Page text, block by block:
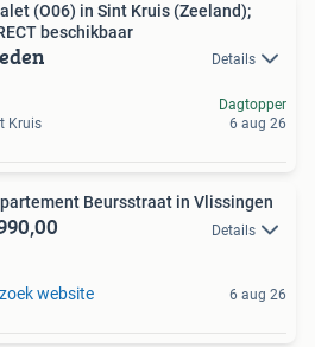
(O06) in Sint Kruis (Zeeland);
beschikbaar
Details
Kruis
Dagtopper
6 aug 26
Beursstraat in Vlissingen
Details
website 6 aug 26